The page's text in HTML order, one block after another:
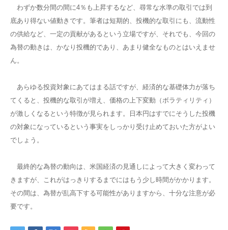
わずか数分間の間に4％も上昇するなど、尋常な水準の取引では到
底あり得ない値動きです。筆者は短期的、投機的な取引にも、流動性
の供給など、一定の貢献があるという立場ですが、それでも、今回の
為替の動きは、かなり投機的であり、あまり健全なものとはいえませ
ん。
あらゆる投資対象にあてはまる話ですが、経済的な基礎体力が落ち
てくると、投機的な取引が増え、価格の上下変動（ボラティリティ）
が激しくなるという特徴が見られます。日本円はすでにそうした投機
の対象になっているという事実をしっかり受け止めておいた方がよい
でしょう。
最終的な為替の動向は、米国経済の見通しによって大きく変わって
きますが、これがはっきりするまでにはもう少し時間がかかります。
その間は、為替が乱高下する可能性がありますから、十分な注意が必
要です。